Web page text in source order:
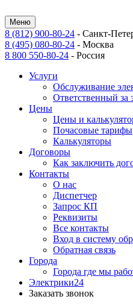
Меню
8 (812) 900-80-24 - Санкт-
8 (495) 080-80-24 - Москва
8 800 550-80-24 - Россия
Услуги
Обслуживание
Ответственный за
Цены
Цены и
Почасовые тарифы
Калькуляторы
Договоры
Как заключить
Контакты
О нас
Диспетчер
Запрос КП
Реквизиты
Все контакты
Вход в систему
Обратная связь
Города
Города где мы
Электрики24
Заказать звонок